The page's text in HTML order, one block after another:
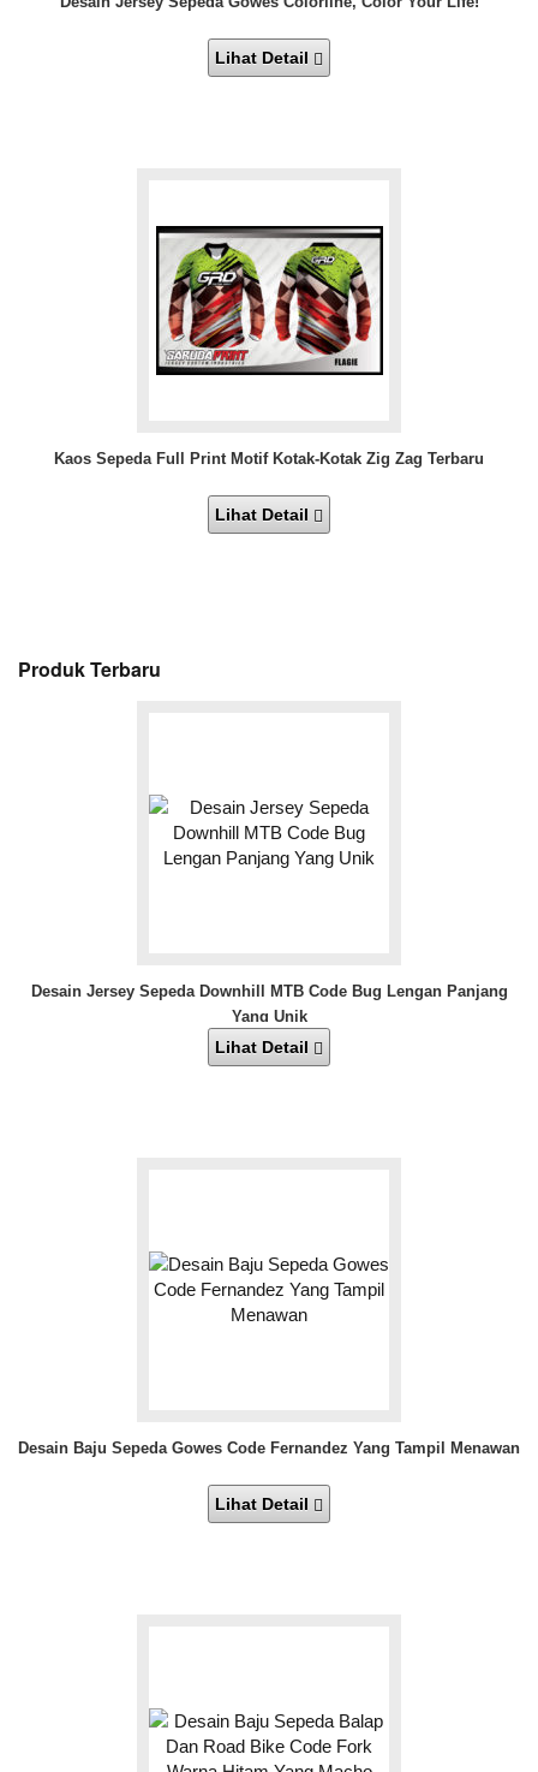
Lihat Detail
Kaos Sepeda Full Print Motif Kotak-Kotak Zig Zag Terbaru
Lihat Detail
Produk Terbaru
Desain Jersey Sepeda Downhill MTB Code Bug Lengan Panjang
Yang Unik
Lihat Detail
Desain Baju Sepeda Gowes Code Fernandez Yang Tampil Menawan
Lihat Detail